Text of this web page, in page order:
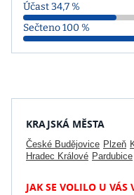
5,04 %
Účast 34,7 %
Sečteno 100 %
KRAJSKÁ MĚSTA
České Budějovice Plzeň
Hradec Králové Pardubice
JAK SE VOLILO U VÁS